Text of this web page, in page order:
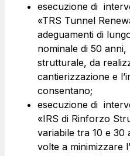
Società Autostrada
Km rete: 55
Scadenza concessione:
Tangenziale di Napoli
Km rete: 20
Scadenza concessione:
esecuzione di
«TRS Tunnel
adeguamenti di
nominale di 50
strutturale, da
cantierizzazione e
consentano;
esecuzione di
«IRS di Rinforzo
variabile tra 10 e 30
volte a minimizzare